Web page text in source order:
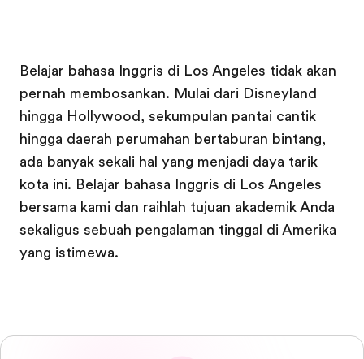
Karir
Bergabung dengan tim kami
Belajar bahasa Inggris di Los Angeles tidak akan
pernah membosankan. Mulai dari Disneyland
hingga Hollywood, sekumpulan pantai cantik
hingga daerah perumahan bertaburan bintang,
ada banyak sekali hal yang menjadi daya tarik
kota ini. Belajar bahasa Inggris di Los Angeles
bersama kami dan raihlah tujuan akademik Anda
sekaligus sebuah pengalaman tinggal di Amerika
yang istimewa.